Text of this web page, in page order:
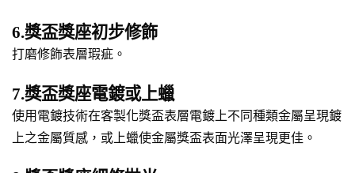
6.獎盃獎座初步修飾
打磨修飾表層瑕疵。
7.獎盃獎座電鍍或上蠟
使用電鍍技術在客製化獎盃表層電鍍上不同種類金屬呈現鍍
上之金屬質感，或上蠟使金屬獎盃表面光澤呈現更佳。